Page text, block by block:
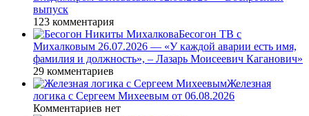
выпуск
123 комментария
Бесогон ТВ с
Михалковым 26.07.2026 — «У каждой аварии есть имя,
фамилия и должность», – Лазарь Моисеевич Каганович»
29 комментариев
Железная
логика с Сергеем Михеевым от 06.08.2026
Комментариев нет